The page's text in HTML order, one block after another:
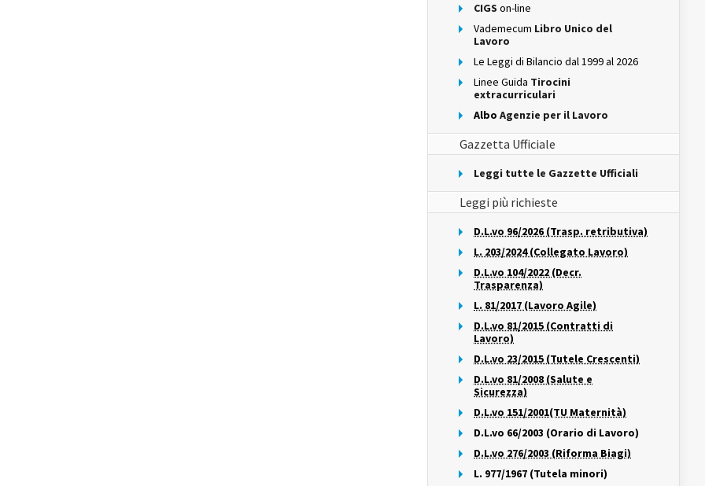
CIGS on-line
Vademecum Libro Unico del
Lavoro
Le Leggi di Bilancio dal 1999 al 2026
Linee Guida Tirocini
extracurriculari
Albo Agenzie per il Lavoro
Gazzetta Ufficiale
Leggi tutte le Gazzette Ufficiali
Leggi più richieste
D.L.vo 96/2026 (Trasp. retributiva)
L. 203/2024 (Collegato Lavoro)
D.L.vo 104/2022 (Decr.
Trasparenza)
L. 81/2017 (Lavoro Agile)
D.L.vo 81/2015 (Contratti di
Lavoro)
D.L.vo 23/2015 (Tutele Crescenti)
D.L.vo 81/2008 (Salute e
Sicurezza)
D.L.vo 151/2001(TU Maternità)
D.L.vo 66/2003 (Orario di Lavoro)
D.L.vo 276/2003 (Riforma Biagi)
L. 977/1967 (Tutela minori)